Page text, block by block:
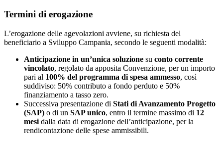
Termini di erogazione
L’erogazione delle agevolazioni avviene, su richiesta del
beneficiario a Sviluppo Campania, secondo le seguenti modalità:
Anticipazione in un’unica soluzione su conto corrente
vincolato, regolato da apposita Convenzione, per un importo
pari al 100% del programma di spesa ammesso, così
suddiviso: 50% contributo a fondo perduto e 50%
finanziamento a tasso zero.
Successiva presentazione di Stati di Avanzamento Progetto
(SAP) o di un SAP unico, entro il termine massimo di 12
mesi dalla data di erogazione dell’anticipazione, per la
rendicontazione delle spese ammissibili.